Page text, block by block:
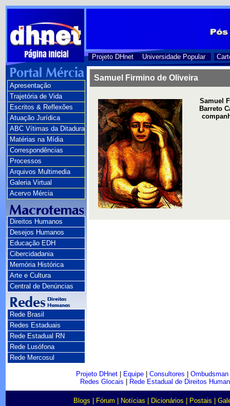
Projeto DHnet Universidade Popular
Apresentação
Trajetória de Vida
Escritos & Reflexões
Atuação Jurídica
ABC Vítimas da Ditadura
Matérias na Mídia
Correspondências
Processos
Arquivos Multimedia
Galeria Virtual
Acervo Mércia
Direitos Humanos
Desejos Humanos
Educação EDH
Cibercidadania
Memória Histórica
Arte e Cultura
Central de Denúncias
Rede Brasil
Redes Estaduais
Rede Estadual RN
Rede Lusófona
Rede Mercosul
Samuel Firmino de Oliveira
Samuel
Barreto
Projeto DHnet Equipe Consultores Ombudsman
Redes Glocais
Rede Estadual de Direitos
Blogs Fórum Notícias Dicionários Postais